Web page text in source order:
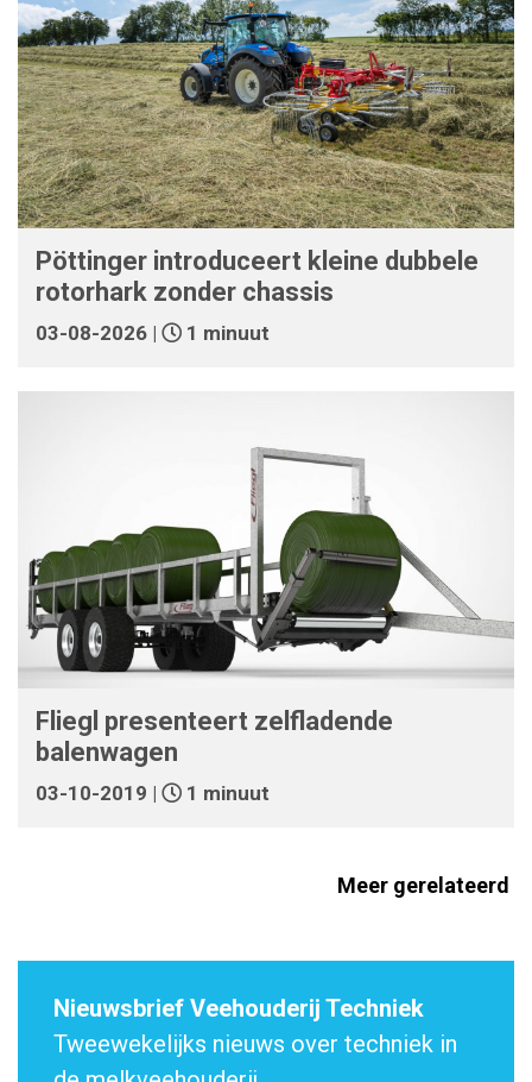
Pöttinger introduceert kleine dubbele
rotorhark zonder chassis
03-08-2026 | 1 minuut
Fliegl presenteert zelfladende
balenwagen
03-10-2019 | 1 minuut
Meer gerelateerd
Nieuwsbrief Veehouderij Techniek
Tweewekelijks nieuws over techniek in